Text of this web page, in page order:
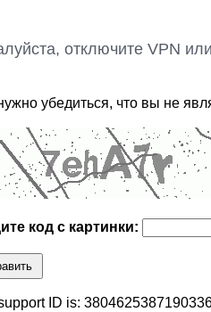
отключите VPN
убедиться, что вы не
код с картинки:
ID is: